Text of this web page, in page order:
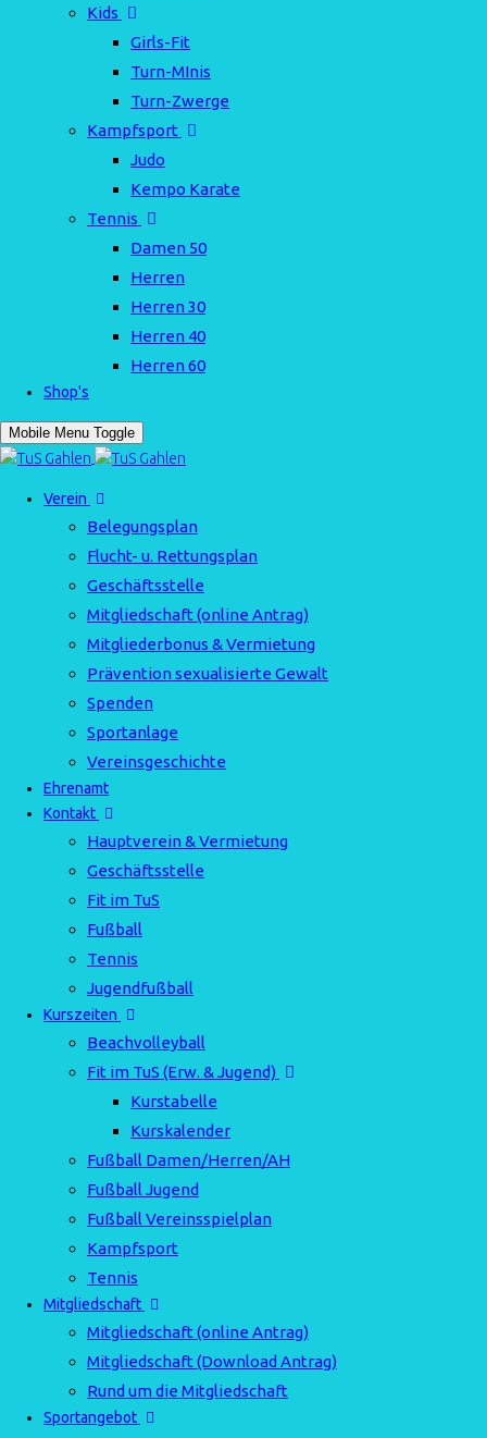
Kids
Girls-Fit
Turn-MInis
Turn-Zwerge
Kampfsport
Judo
Kempo Karate
Tennis
Damen 50
Herren
Herren 30
Herren 40
Herren 60
Shop's
Mobile Menu Toggle
Verein
Belegungsplan
Flucht- u. Rettungsplan
Geschäftsstelle
Mitgliedschaft (online Antrag)
Mitgliederbonus & Vermietung
Prävention sexualisierte Gewalt
Spenden
Sportanlage
Vereinsgeschichte
Ehrenamt
Kontakt
Hauptverein & Vermietung
Geschäftsstelle
Fit im TuS
Fußball
Tennis
Jugendfußball
Kurszeiten
Beachvolleyball
Fit im TuS (Erw. & Jugend)
Kurstabelle
Kurskalender
Fußball Damen/Herren/AH
Fußball Jugend
Fußball Vereinsspielplan
Kampfsport
Tennis
Mitgliedschaft
Mitgliedschaft (online Antrag)
Mitgliedschaft (Download Antrag)
Rund um die Mitgliedschaft
Sportangebot